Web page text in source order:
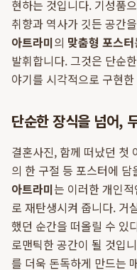
현하는 것입니다. 기성품
취향과 역사가 깃든 공간
아트라미의 맞춤형 포스터
발휘합니다. 그것은 단순
야기를 시각적으로 구현
단순한 장식을 넘어,
결혼사진, 함께 떠났던 첫
의 한 구절 등 포스터에
아트라미는 이러한 개인
로 재탄생시켜 줍니다. 거
했던 순간을 떠올릴 수 있
로맨틱한 공간이 될 것입
를 더욱 돈독하게 만드는